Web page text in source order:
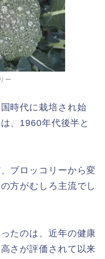
ー
時代に栽培され始
、1960年代後半と
ブロッコリーから変
方がむしろ主流でし
たのは、近年の健康
さが評価されて以来